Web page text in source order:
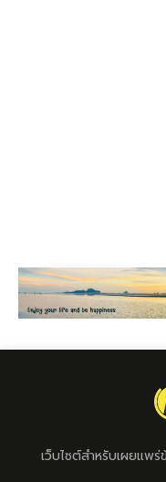
เว็บไซต์สำหรับเผยแพ